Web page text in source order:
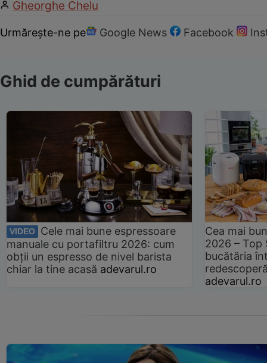
Gheorghe Chelu
Urmărește-ne pe Google News Facebook
Ghid de cumpărături
VIDEO
Cele mai bune espressoare
manuale cu portafiltru 2026: cum
obții un espresso de nivel barista
chiar la tine acasă adevarul.ro
Cea mai
2026 –
bucătăria
adevarul.ro